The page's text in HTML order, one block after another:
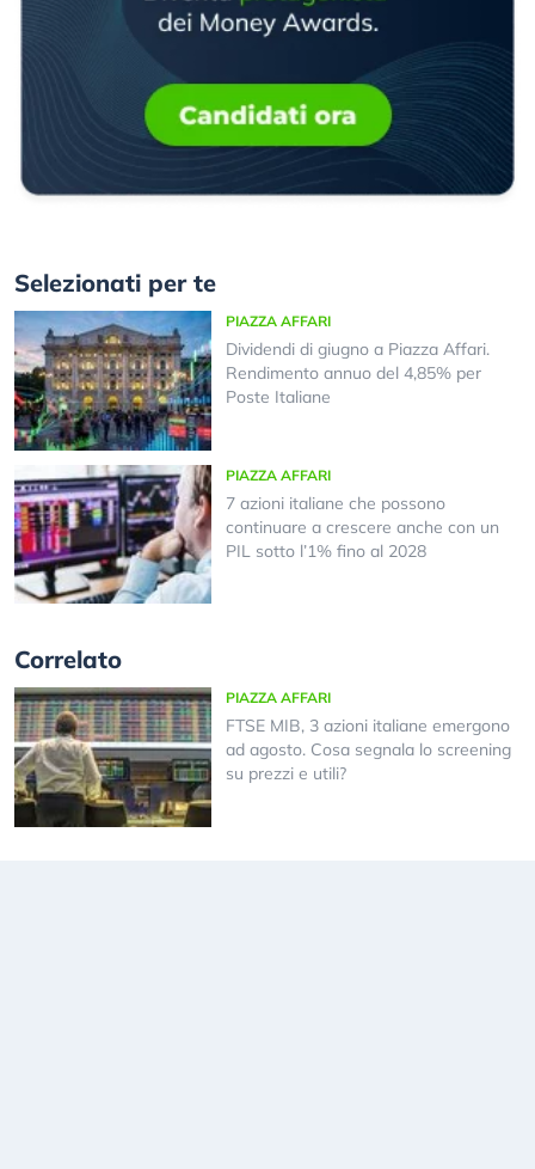
Selezionati per te
PIAZZA AFFARI
Dividendi di giugno a Piazza Affari.
Rendimento annuo del 4,85% per
Poste Italiane
PIAZZA AFFARI
7 azioni italiane che possono
continuare a crescere anche con un
PIL sotto l’1% fino al 2028
Correlato
PIAZZA AFFARI
FTSE MIB, 3 azioni italiane emergono
ad agosto. Cosa segnala lo screening
su prezzi e utili?